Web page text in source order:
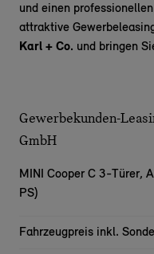
und einen
attraktive
Karl + Co. und bringen
Gewerbekunden-
GmbH
MINI Cooper C 3-Türer,
PS)
Fahrzeugpreis inkl.